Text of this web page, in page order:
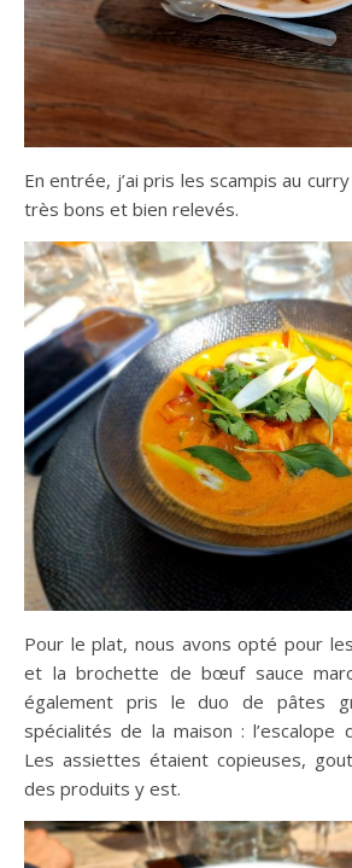
En entrée, j’ai pris les scampis au
très bons et bien relevés.
Pour le plat, nous avons opté pour
et la brochette de bœuf sauce
également pris le duo de pâtes
spécialités de la maison : l’escalope
Les assiettes étaient copieuses,
des produits y est.